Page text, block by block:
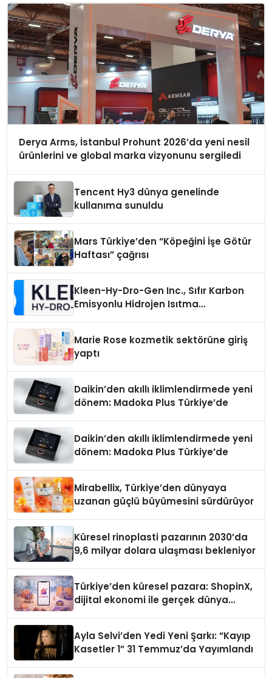
Derya Arms, İstanbul Prohunt 2026’da yeni nesil
ürünlerini ve global marka vizyonunu sergiledi
Tencent Hy3 dünya genelinde
kullanıma sunuldu
Mars Türkiye’den “Köpeğini İşe Götür
Haftası” çağrısı
Kleen-Hy-Dro-Gen Inc., Sıfır Karbon
Emisyonlu Hidrojen Isıtma
Marie Rose kozmetik sektörüne giriş
yaptı
Daikin’den akıllı iklimlendirmede yeni
dönem: Madoka Plus Türkiye’de
Daikin’den akıllı iklimlendirmede yeni
dönem: Madoka Plus Türkiye’de
Mirabellix, Türkiye’den dünyaya
uzanan güçlü büyümesini sürdürüyor
Küresel rinoplasti pazarının 2030’da
9,6 milyar dolara ulaşması bekleniyor
Türkiye’den küresel pazara: ShopinX,
dijital ekonomi ile gerçek dünya
Ayla Selvi’den Yedi Yeni Şarkı: “Kayıp
Kasetler 1” 31 Temmuz’da Yayımlandı